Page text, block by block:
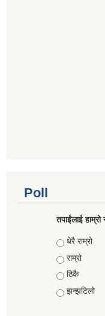
Poll
तपाईंलाई
Choices
धेरै राम्रो
राम्रो
ठिकै
झन्झटिलो